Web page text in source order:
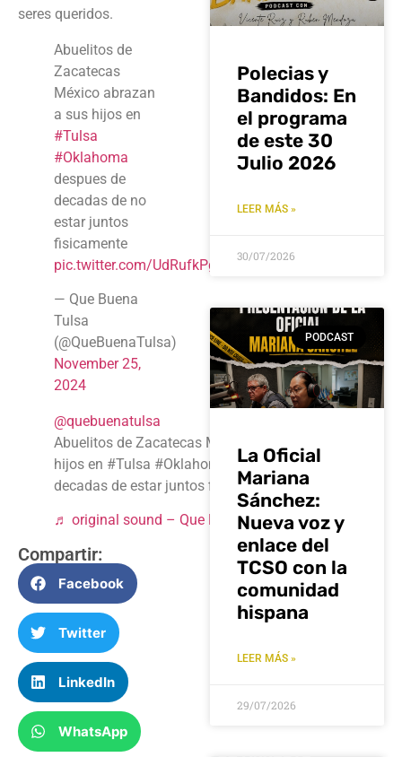
seres queridos.
Abuelitos de
Zacatecas
México abrazan
a sus hijos en
#Tulsa
#Oklahoma
despues de
decadas de no
estar juntos
fisicamente
pic.twitter.com/UdRufkPgws
— Que Buena
Tulsa
(@QueBuenaTulsa)
November 25,
2024
@quebuenatulsa
Abuelitos de Zacatecas México abrazan a sus
hijos en #Tulsa #Oklahoma despues de
decadas de estar juntos fisicamente
♬ original sound – Que Buena Tulsa Radio
Compartir:
Facebook
Twitter
LinkedIn
WhatsApp
Polecias y
Bandidos: En
el programa
de este 30
Julio 2026
LEER MÁS »
30/07/2026
PODCAST
La Oficial
Mariana
Sánchez:
Nueva voz y
enlace del
TCSO con la
comunidad
hispana
LEER MÁS »
29/07/2026